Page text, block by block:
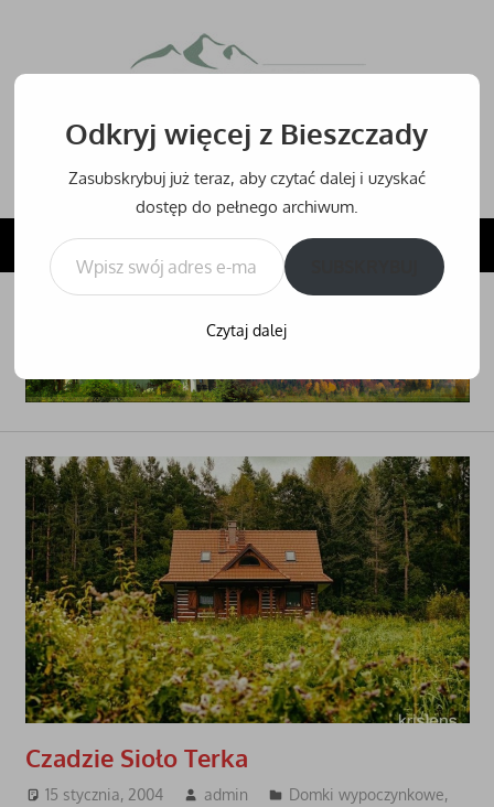
treści
Bieszczady
inne
NAVIGATION
Czadzie Sioło Terka
15 stycznia, 2004 admin Domki wypoczynkowe,
Odkryj więcej z Bieszczady
Zasubskrybuj już teraz, aby czytać dalej i uzyskać
dostęp do pełnego archiwum.
Wpisz swój adres e-mail…
Czytaj dalej